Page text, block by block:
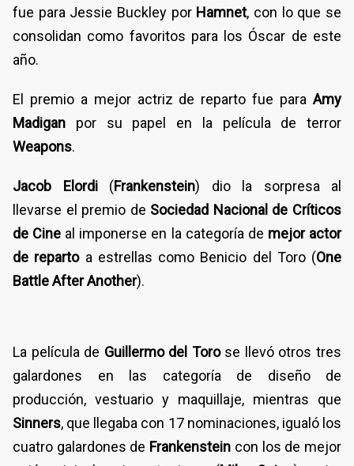
fue para Jessie Buckley por Hamnet, con lo que se
consolidan como favoritos para los Óscar de este
año.
El premio a mejor actriz de reparto fue paraAmy
Madigan por su papel en la película de terror
Weapons.
Jacob Elordi(Frankenstein) dio la sorpresa al
llevarse el premio de Sociedad Nacional de Críticos
de Cine al imponerse en la categoría de mejor actor
de repartoa estrellas como Benicio del Toro (One
Battle After Another).
La película de Guillermo del Torose llevó otros tres
galardones en las categoría de diseño de
producción, vestuario y maquillaje, mientras que
Sinners, que llegaba con 17 nominaciones, igualó los
cuatro galardones de Frankenstein con los de mejor